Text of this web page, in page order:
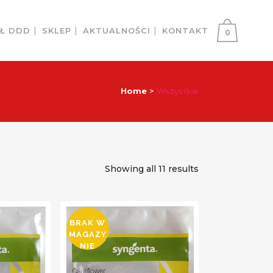
0
DDD SKLEP AKTUALNOŚCI KONTAKT
Home > Wszystkie
Showing all 11 results
BRAK W
MAGAZY
NIE